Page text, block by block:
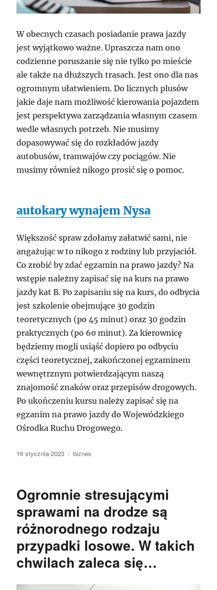
W obecnych czasach posiadanie prawa jazdy
jest wyjątkowo ważne. Upraszcza nam ono
codzienne poruszanie się nie tylko po mieście
ale także na dłuższych trasach. Jest ono dla nas
ogromnym ułatwieniem. Do licznych plusów
jakie daje nam możliwość kierowania pojazdem
jest perspektywa zarządzania własnym czasem
wedle własnych potrzeb. Nie musimy
dopasowywać się do rozkładów jazdy
autobusów, tramwajów czy pociągów. Nie
musimy również nikogo prosić się o pomoc.
autokary wynajem Nysa
Większość spraw zdołamy załatwić sami, nie
angażując w to nikogo z rodziny lub przyjaciół.
Co zrobić by zdać egzamin na prawo jazdy? Na
wstępie należny zapisać się na kurs na prawo
jazdy kat B. Po zapisaniu się na kurs, do odbycia
jest szkolenie obejmujące 30 godzin
teoretycznych (po 45 minut) oraz 30 godzin
praktycznych (po 60 minut). Za kierownicę
będziemy mogli usiąść dopiero po odbyciu
części teoretycznej, zakończonej egzaminem
wewnętrznym potwierdzającym naszą
znajomość znaków oraz przepisów drogowych.
Po ukończeniu kursu należy zapisać się na
egzanim na prawo jazdy do Wojewódzkiego
Ośrodka Ruchu Drogowego.
Data
16 stycznia 2023 Kategorie
biznes
Ogromnie stresującymi
sprawami na drodze są
różnorodnego rodzaju
przypadki losowe. W takich
chwilach zaleca się…